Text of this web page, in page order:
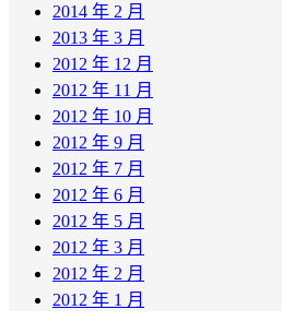
2014 年 2 月
2013 年 3 月
2012 年 12 月
2012 年 11 月
2012 年 10 月
2012 年 9 月
2012 年 7 月
2012 年 6 月
2012 年 5 月
2012 年 3 月
2012 年 2 月
2012 年 1 月